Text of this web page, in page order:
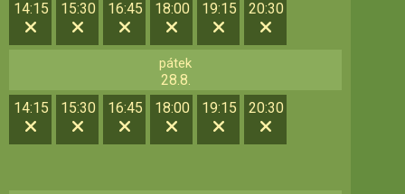
14:15
15:30 16:45 18:00 19:15 20:30
pátek
28.8.
14:15
15:30 16:45 18:00 19:15 20:30